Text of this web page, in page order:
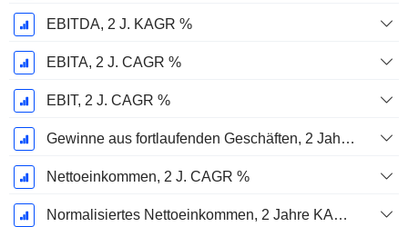
EBITDA, 2 J. KAGR %
EBITA, 2 J. CAGR %
EBIT, 2 J. CAGR %
Gewinne aus fortlaufenden Geschäften, 2 Jahre. CAGR %
Nettoeinkommen, 2 J. CAGR %
Normalisiertes Nettoeinkommen, 2 Jahre KAGR %